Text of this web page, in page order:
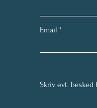
Email